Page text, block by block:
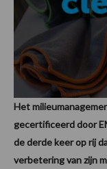
Het
gecertificeerd door
de derde keer op rij
verbetering van zijn